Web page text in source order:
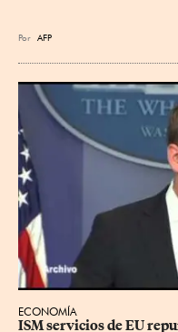
Por AFP
ECONOMÍA
ISM servicios de EU